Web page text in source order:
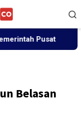
“Peutrang
Belasan